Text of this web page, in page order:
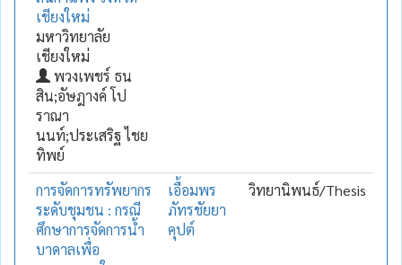
เชียงใหม่
มหาวิทยาลัย
เชียงใหม่
พวงเพชร์ ธน
สิน;อัษฎางค์ โป
ราณา
นนท์;ประเสริฐ ไชย
ทิพย์
การจัดการทรัพยากร
ระดับชุมชน : กรณี
ศึกษาการจัดการน้ำ
บาดาลเพื่อ
เอื้อมพร
ภัทรชัยยา
คุปต์
วิทยานิพนธ์/Thesis